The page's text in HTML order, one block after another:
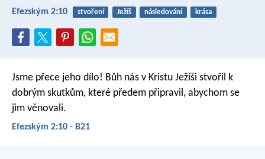
Efezským 2:10 stvoření Ježíš následování krása
Jsme přece jeho dílo! Bůh nás v Kristu Ježíši stvořil k
dobrým skutkům, které předem připravil, abychom se
jim věnovali.
Efezským 2:10 - B21